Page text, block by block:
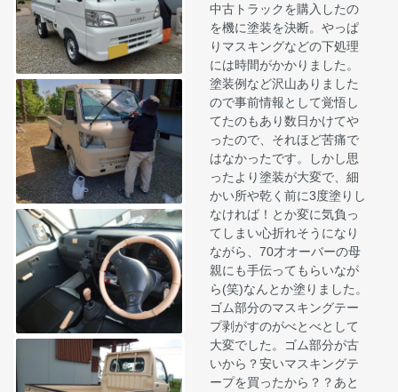
中古トラックを購入したの
を機に塗装を決断。やっぱ
りマスキングなどの下処理
には時間がかかりました。
塗装例など沢山ありました
ので事前情報として覚悟し
てたのもあり数日かけてや
ったので、それほど苦痛で
はなかったです。しかし思
ったより塗装が大変で、細
かい所や乾く前に3度塗りし
なければ！とか変に気負っ
てしまい心折れそうになり
ながら、70才オーバーの母
親にも手伝ってもらいなが
ら(笑)なんとか塗りました。
ゴム部分のマスキングテー
プ剥がすのがべとべとして
大変でした。ゴム部分が古
いから？安いマスキングテ
ープを買ったから？？あと